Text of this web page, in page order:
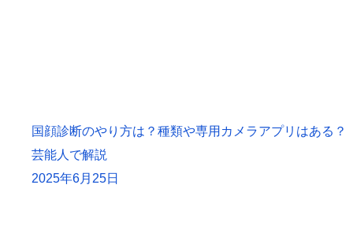
国顔診断のやり方は？種類や専用カメラアプリはある？
芸能人で解説
2025年6月25日